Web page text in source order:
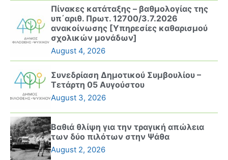
Πίνακες κατάταξης – βαθμολογίας της
υπ΄αριθ. Πρωτ. 12700/3.7.2026
ανακοίνωσης [Υπηρεσίες καθαρισμού
σχολικών μονάδων]
August 4, 2026
Συνεδρίαση Δημοτικού Συμβουλίου –
Τετάρτη 05 Αυγούστου
August 3, 2026
Βαθιά θλίψη για την τραγική απώλεια
των δύο πιλότων στην Ψάθα
August 2, 2026